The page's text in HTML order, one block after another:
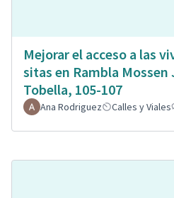
Mejorar el acceso a las
sitas en Rambla Mossen
Tobella, 105-107
Ana Rodriguez Calles y Viales